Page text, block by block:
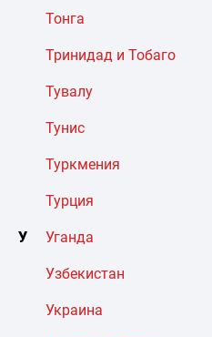
Тонга
Тринидад и Тобаго
Тувалу
Тунис
Туркмения
Турция
У Уганда
Узбекистан
Украина